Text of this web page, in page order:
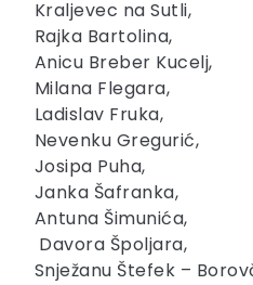
Kraljevec na Sutli,
Rajka Bartolina,
Anicu Breber Kucelj,
Milana Flegara,
Ladislav Fruka,
Nevenku Gregurić,
Josipa Puha,
Janka Šafranka,
Antuna Šimunića,
Davora Špoljara,
Snježanu Štefek –